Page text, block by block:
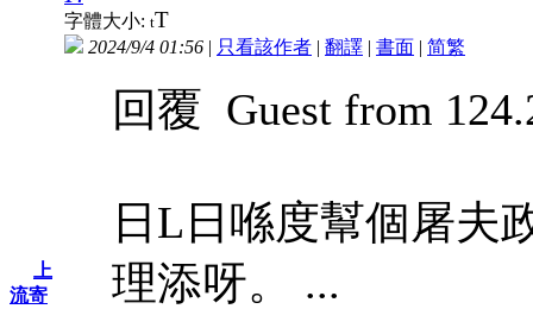
上
流寄
字體大小: tT
2024/9/4 01:56 | 只看該作者 | 翻譯 | 書面 | 简繁
回覆 Guest from
日L日喺度幫個屠夫
理添呀。 ...